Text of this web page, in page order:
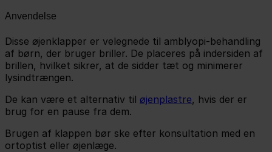
Anvendelse
Disse øjenklapper er velegnede til amblyopi-behandling
af børn, der bruger briller. De placeres på indersiden af
brillen, hvilket sikrer, at de sidder tæt og minimerer
lysindtrængen.
De kan være et alternativ til øjenplastre, hvis der er
brug for en pause fra dem.
Brugen af klappen bør ske efter konsultation med en
ortoptist eller øjenlæge.